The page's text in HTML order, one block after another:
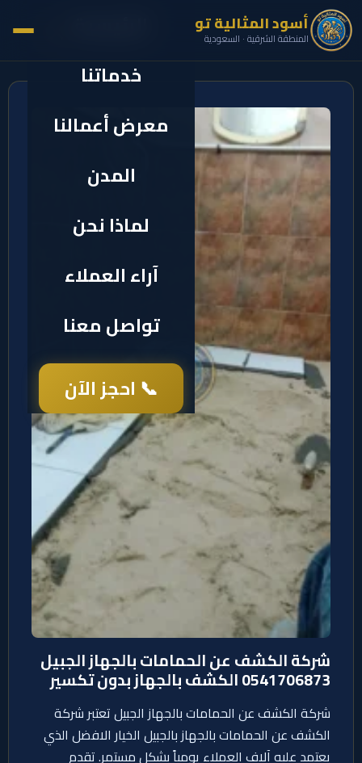
خدماتنا
معرض أعمالنا
المدن
لماذا نحن
آراء العملاء
تواصل معنا
📞 احجز الآن
أسود المثالية تو
المنطقة الشرقية · السعودية
شركة الكشف عن الحمامات بالجهاز الجبيل
0541706873 الكشف بالجهاز بدون تكسير
شركة الكشف عن الحمامات بالجهاز الجبيل تعتبر شركة
الكشف عن الحمامات بالجهاز بالجبيل الخيار الافضل الذي
يعتمد عليه آلاف العملاء يومياً بشكل مستمر. تقدم